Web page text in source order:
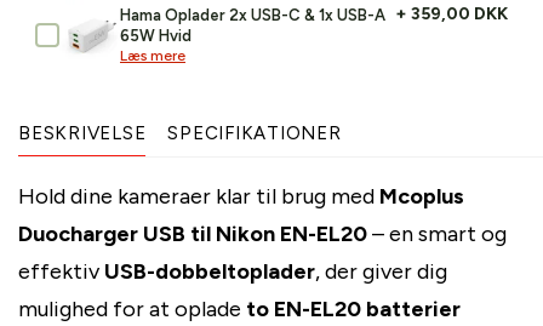
Hama Oplader 2x USB-C & 1x USB-A
65W Hvid
Læs mere
+ 359,00 DKK
BESKRIVELSE SPECIFIKATIONER
Hold dine kameraer klar til brug med Mcoplus
Duocharger USB til Nikon EN-EL20– en smart og
effektiv USB-dobbeltoplader, der giver dig
mulighed for at oplade to EN-EL20 batterier